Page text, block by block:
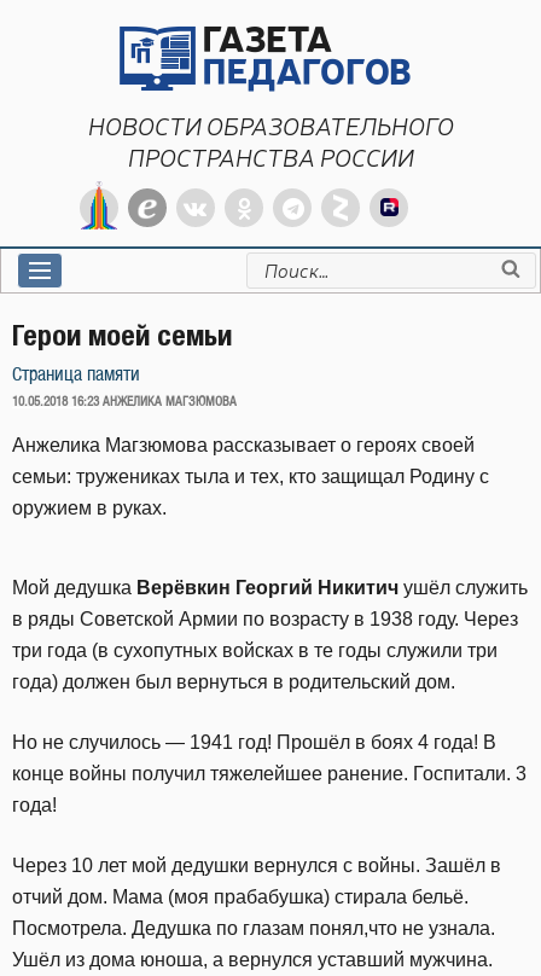
НОВОСТИ ОБРАЗОВАТЕЛЬНОГО
ПРОСТРАНСТВА РОССИИ
Искать:
Герои моей семьи
Страница памяти
ОПУБЛИКОВАНО
10.05.2018 16:23 АНЖЕЛИКА МАГЗЮМОВА
Анжелика Магзюмова рассказывает о героях своей
семьи: тружениках тыла и тех, кто защищал Родину с
оружием в руках.
Мой дедушка Верёвкин Георгий Никитич ушёл служить
в ряды Советской Армии по возрасту в 1938 году. Через
три года (в сухопутных войсках в те годы служили три
года) должен был вернуться в родительский дом.
Но не случилось — 1941 год! Прошёл в боях 4 года! В
конце войны получил тяжелейшее ранение. Госпитали. 3
года!
Через 10 лет мой дедушки вернулся с войны. Зашёл в
отчий дом. Мама (моя прабабушка) стирала бельё.
Посмотрела. Дедушка по глазам понял,что не узнала.
Ушёл из дома юноша, а вернулся уставший мужчина.